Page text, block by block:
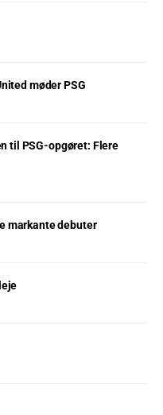
møder PSG
til PSG-opgøret: Flere
markante debuter